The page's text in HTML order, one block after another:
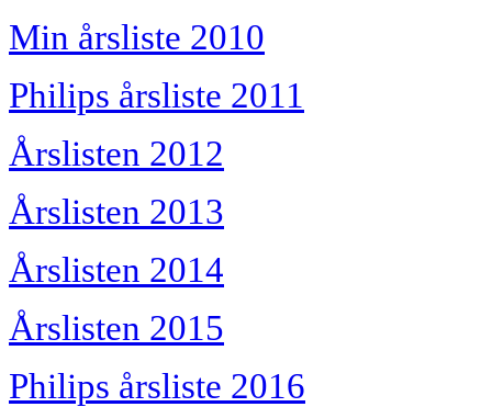
Min årsliste 2010
Philips årsliste 2011
Årslisten 2012
Årslisten 2013
Årslisten 2014
Årslisten 2015
Philips årsliste 2016